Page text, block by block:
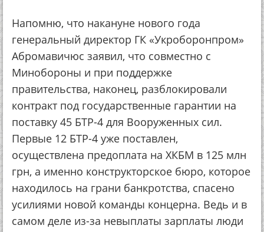
Напомню, что накануне нового года
генеральный директор ГК «Укроборонпром»
Абромавичюс заявил, что совместно с
Минобороны и при поддержке
правительства, наконец, разблокировали
контракт под государственные гарантии на
поставку 45 БТР-4 для Вооруженных сил.
Первые 12 БТР-4 уже поставлен,
осуществлена предоплата на ХКБМ в 125 млн
грн, а именно конструкторское бюро, которое
находилось на грани банкротства, спасено
усилиями новой команды концерна. Ведь и в
самом деле из-за невыплаты зарплаты люди